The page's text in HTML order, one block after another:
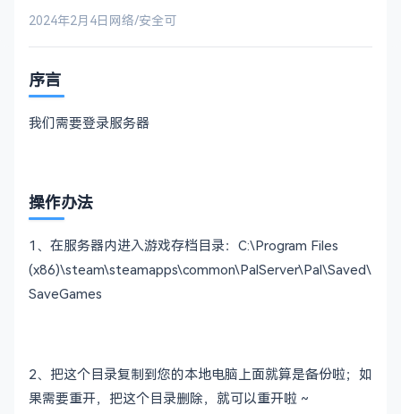
2024年2月4日 网络/安全可
序言
我们需要登录服务器
操作办法
1、在服务器内进入游戏存档目录：C:\Program Files
(x86)\steam\steamapps\common\PalServer\Pal\Saved\
SaveGames
2、把这个目录复制到您的本地电脑上面就算是备份啦；如
果需要重开，把这个目录删除，就可以重开啦 ~